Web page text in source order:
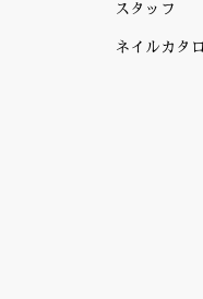
スタッフ
ネイルカタ